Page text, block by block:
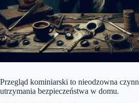
Przegląd kominiarski to nieodzowna
utrzymania bezpieczeństwa w domu.